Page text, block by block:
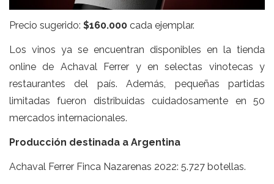
Precio sugerido: $160.000 cada ejemplar.
Los vinos ya se encuentran disponibles en la tienda
online de Achaval Ferrer y en selectas vinotecas y
restaurantes del país. Además, pequeñas partidas
limitadas fueron distribuidas cuidadosamente en 50
mercados internacionales.
Producción destinada a Argentina
Achaval Ferrer Finca Nazarenas 2022: 5.727 botellas.